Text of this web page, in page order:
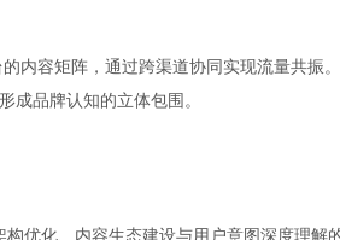
内容矩阵，通过跨渠道协同实现流量共振
成品牌认知的立体包围。
优化、内容生态建设与用户意图深度理解